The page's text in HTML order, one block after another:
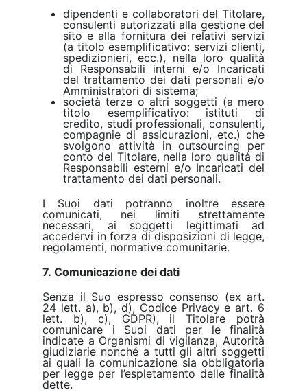
dipendenti e collaboratori del Titolare,
consulenti autorizzati alla gestione del
sito e alla fornitura dei relativi servizi
(a titolo esemplificativo: servizi clienti,
spedizionieri, ecc.), nella loro qualità
di Responsabili interni e/o Incaricati
del trattamento dei dati personali e/o
Amministratori di sistema;
società terze o altri soggetti (a mero
titolo esemplificativo: istituti di
credito, studi professionali, consulenti,
compagnie di assicurazioni, etc.) che
svolgono attività in outsourcing per
conto del Titolare, nella loro qualità di
Responsabili esterni e/o Incaricati del
trattamento dei dati personali.
I Suoi dati potranno inoltre essere
comunicati, nei limiti strettamente
necessari, ai soggetti legittimati ad
accedervi in forza di disposizioni di legge,
regolamenti, normative comunitarie.
7. Comunicazione dei dati
Senza il Suo espresso consenso (ex art.
24 lett. a), b), d), Codice Privacy e art. 6
lett. b), c), GDPR), il Titolare potrà
comunicare i Suoi dati per le finalità
indicate a Organismi di vigilanza, Autorità
giudiziarie nonché a tutti gli altri soggetti
ai quali la comunicazione sia obbligatoria
per legge per l’espletamento delle finalità
dette.